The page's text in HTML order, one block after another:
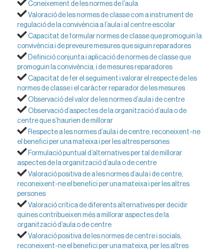
Coneixement de les normes de l’aula
Valoració de les normes de classe com a instrument de
regulació de la convivència a l’aula i al centre escolar
Capacitat de formular normes de classe que promoguin la
convivència i de preveure mesures que siguin reparadores
Definició conjunta i aplicació de normes de classe que
promoguin la convivència, i de mesures reparadores
Capacitat de fer el seguiment i valorar el respecte de les
normes de classe i el caràcter reparador de les mesures
Observació del valor de les normes d’aula i de centre
Observació d’aspectes de la organització d’aula o de
centre que s’haurien de millorar
Respecte a les normes d’aula i de centre, reconeixent-ne
el benefici per una mateixa i per les altres persones
Formulació puntual d’alternatives per tal de millorar
aspectes de la organització d’aula o de centre
Valoració positiva de a les normes d’aula i de centre,
reconeixent-ne el benefici per una mateixa i per les altres
persones
Valoració crítica de diferents alternatives per decidir
quines contribueixen més a millorar aspectes de la
organització d’aula o de centre
Valoració positiva de les normes de centre i socials,
reconeixent-ne el benefici per una mateixa, per les altres